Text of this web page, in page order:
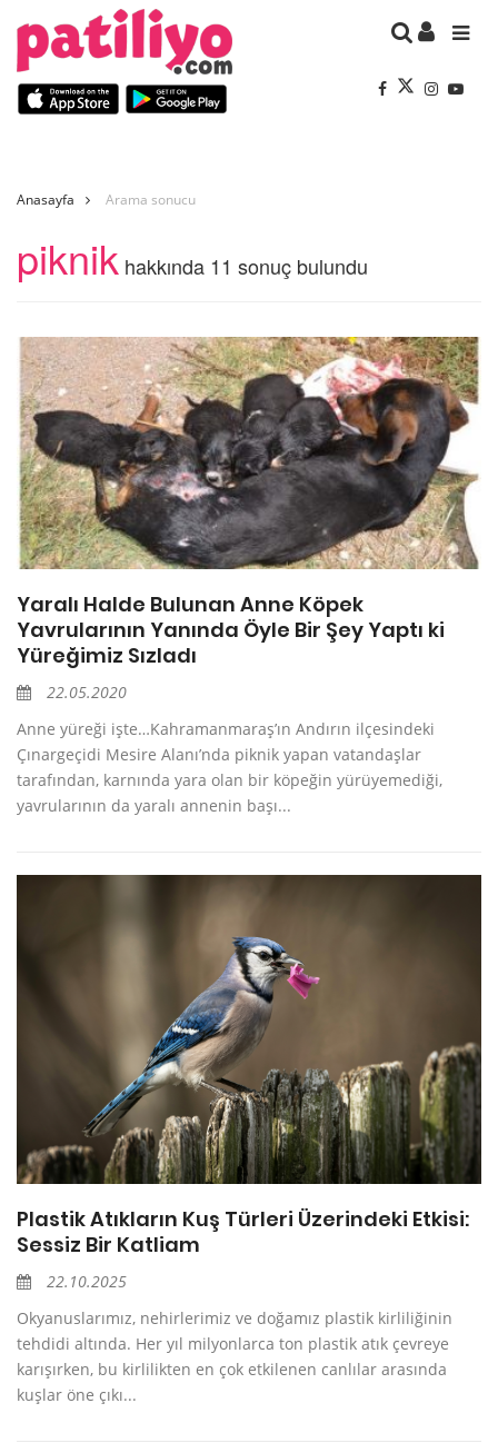
Anasayfa Arama sonucu
piknik hakkında 11 sonuç bulundu
Yaralı Halde Bulunan Anne Köpek
Yavrularının Yanında Öyle Bir Şey Yaptı ki
Yüreğimiz Sızladı
22.05.2020
Anne yüreği işte…Kahramanmaraş’ın Andırın ilçesindeki
Çınargeçidi Mesire Alanı’nda piknik yapan vatandaşlar
tarafından, karnında yara olan bir köpeğin yürüyemediği,
yavrularının da yaralı annenin başı...
Plastik Atıkların Kuş Türleri Üzerindeki Etkisi:
Sessiz Bir Katliam
22.10.2025
Okyanuslarımız, nehirlerimiz ve doğamız plastik kirliliğinin
tehdidi altında. Her yıl milyonlarca ton plastik atık çevreye
karışırken, bu kirlilikten en çok etkilenen canlılar arasında
kuşlar öne çıkı...